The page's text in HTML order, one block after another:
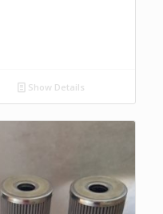
Show Details